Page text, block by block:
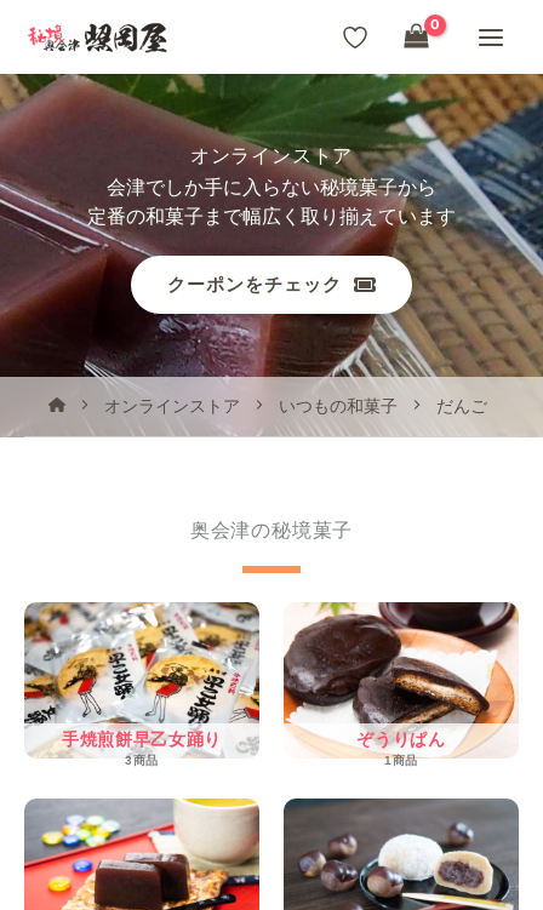
を
ス
キ
ッ
プ
オンラインストア
会津でしか手に入らない秘境菓子から
定番の和菓子まで幅広く取り揃えています
クーポンをチェック
オンラインストア いつもの和菓子 だんご
奥会津の秘境菓子
手焼煎餅早乙女踊り
3商品
ぞうりぱん
1商品